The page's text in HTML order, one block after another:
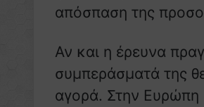
απόσπαση της
Αν και η έρευνα
συμπεράσματά της
αγορά. Στην Ευρώπη